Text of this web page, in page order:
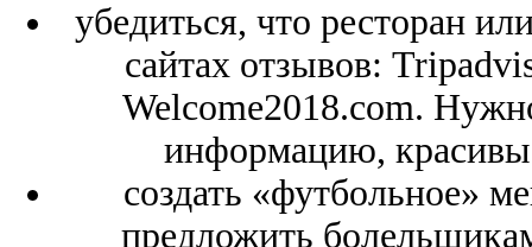
убедиться, что ресторан
сайтах отзывов:
Welcome2018.com.
информацию,
создать «футбольное»
предложить